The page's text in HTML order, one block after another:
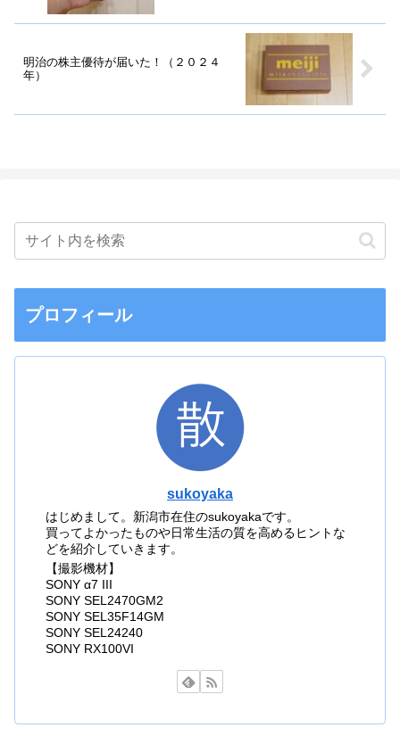
明治の株主優待が届いた！（２０２４
年）
プロフィール
sukoyaka
はじめまして。新潟市在住のsukoyakaです。
買ってよかったものや日常生活の質を高めるヒントな
どを紹介していきます。
【撮影機材】
SONY α7 III
SONY SEL2470GM2
SONY SEL35F14GM
SONY SEL24240
SONY RX100VI